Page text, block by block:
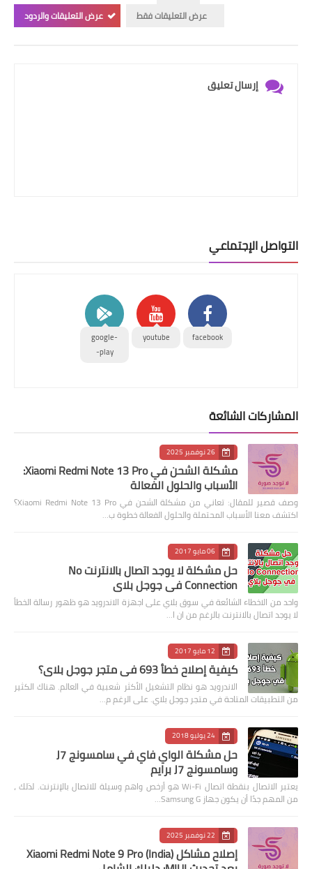
عرض التعليقات فقط
عرض التعليقات والردود
إرسال تعليق
التواصل الإجتماعي
facebook
youtube
google-
play-
المشاركات الشائعة
26 نوفمبر 2025
مشكلة الشحن في Xiaomi Redmi Note 13 Pro:
الأسباب والحلول الفعالة
وصف قصير للمقال: تعاني من مشكلة الشحن في Xiaomi Redmi Note 13 Pro؟
اكتشف معنا الأسباب المحتملة والحلول الفعالة خطوة ب…
06 مايو 2017
حل مشكلة لا يوجد اتصال بالانترنت No
Connection في جوجل بلاي
واحد من الاخطاء الشائعة في سوق بلاي على اجهزة الاندرويد هو ظهور رسالة الخطأ
لا يوجد اتصال بالانترنت بالرغم من ان ا…
12 مايو 2017
كيفية إصلاح خطأ 693 في متجر جوجل بلاي؟
الاندرويد هو نظام التشغيل الأكثر شعبية في العالم. هناك الكثير
من التطبيقات المتاحة في متجر جوجل بلاي. على الرغم م…
24 يوليو 2018
حل مشكلة الواي فاي في سامسونج J7
وسامسونج J7 برايم
يعتبر الاتصال بنقطة اتصال Wi-Fi هو أرخص واهم وسيلة للاتصال بالإنترنت. لذلك ،
من المهم جدًا أن يكون جهاز Samsung G…
22 نوفمبر 2025
إصلاح مشاكل Xiaomi Redmi Note 9 Pro (India)